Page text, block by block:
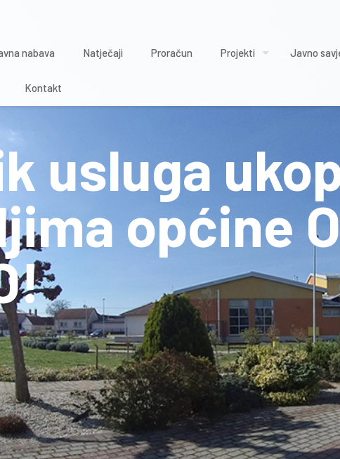
nabava Natječaji Proračun Projekti Javno
Kontakt
usluga
općine